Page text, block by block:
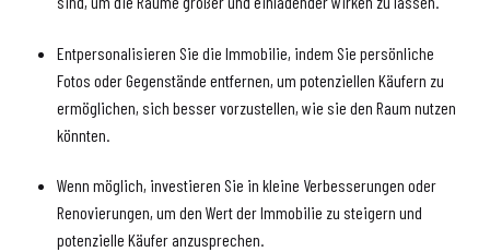
Entpersonalisieren Sie die Immobilie, indem Sie persönliche
Fotos oder Gegenstände entfernen, um potenziellen Käufern zu
ermöglichen, sich besser vorzustellen, wie sie den Raum nutzen
könnten.
Wenn möglich, investieren Sie in kleine Verbesserungen oder
Renovierungen, um den Wert der Immobilie zu steigern und
potenzielle Käufer anzusprechen.